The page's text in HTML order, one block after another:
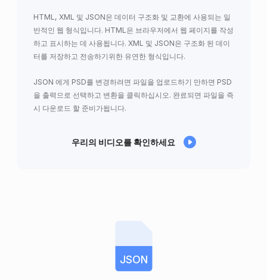
HTML, XML 및 JSON은 데이터 구조화 및 교환에 사용되는 일
반적인 웹 형식입니다. HTML은 브라우저에서 웹 페이지를 작성
하고 표시하는 데 사용됩니다. XML 및 JSON은 구조화 된 데이
터를 저장하고 전송하기위한 유연한 형식입니다.
JSON 에게 PSD를 변경하려면 파일을 업로드하기 만하면 PSD
을 출력으로 선택하고 변환을 클릭하십시오. 완료되면 파일을 즉
시 다운로드 할 준비가됩니다.
우리의 비디오를 확인하세요
JSON